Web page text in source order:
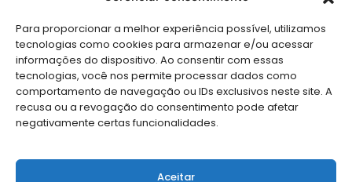
Para proporcionar a melhor experiência possível, utilizamos
tecnologias como cookies para armazenar e/ou acessar
informações do dispositivo. Ao consentir com essas
tecnologias, você nos permite processar dados como
comportamento de navegação ou IDs exclusivos neste site. A
recusa ou a revogação do consentimento pode afetar
negativamente certas funcionalidades.
Aceitar
CAMPANHAS
SERVIÇOS
FILIADAS
FALE CONOSCO